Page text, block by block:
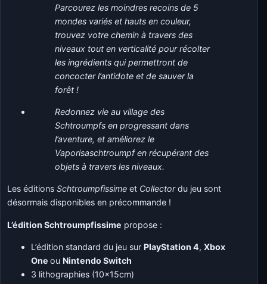
Parcourez les moindres recoins de 5
mondes variés et hauts en couleur,
trouvez votre chemin à travers des
niveaux tout en verticalité pour récolter
les ingrédients qui permettront de
concocter l’antidote et de sauver la
forêt !
Redonnez vie au village des
Schtroumpfs en progressant dans
l’aventure, et améliorez le
Vaporisaschtroumpf en récupérant des
objets à travers les niveaux.
Les éditionsSchtroumpfissime et Collectordu jeu sont
désormais disponibles en précommande !
L’édition Schtroumpfissime propose :
L’édition standard du jeu sur PlayStation 4,Xbox
Oneou Nintendo Switch
3 lithographies (10x15cm)